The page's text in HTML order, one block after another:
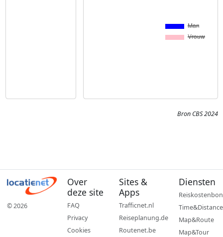
Bron CBS 2024
© 2026
Over
deze site
FAQ
Privacy
Cookies
Sites &
Apps
Trafficnet.nl
Reiseplanung.de
Routenet.be
Diensten
Reiskostenbon
Time&Distance
Map&Route
Map&Tour